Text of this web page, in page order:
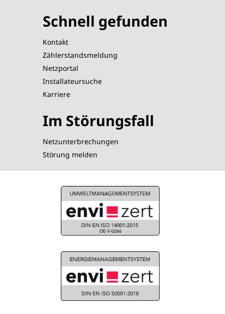
Schnell gefunden
Kontakt
Zählerstandsmeldung
Netzportal
Installateursuche
Karriere
Im Störungsfall
Netzunterbrechungen
Störung melden